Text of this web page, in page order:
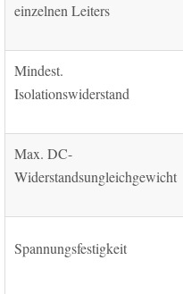
einzelnen Leiters
Mindest.
Isolationswiderstand
Max. DC-
Widerstandsungleichgewicht
Spannungsfestigkeit